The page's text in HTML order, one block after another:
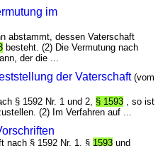
im
abstammt, dessen Vaterschaft
besteht. (2) Die Vermutung nach
der die ...
der Vaterschaft (vom
§ 1592 Nr. 1 und 2, § 1593 , so ist
(2) Im Verfahren auf ...
nach § 1592 Nr. 1, § 1593 und